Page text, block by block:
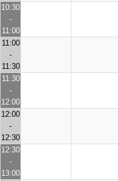
10:30
-
11:00
11:00
-
11:30
11:30
-
12:00
12:00
-
12:30
12:30
-
13:00